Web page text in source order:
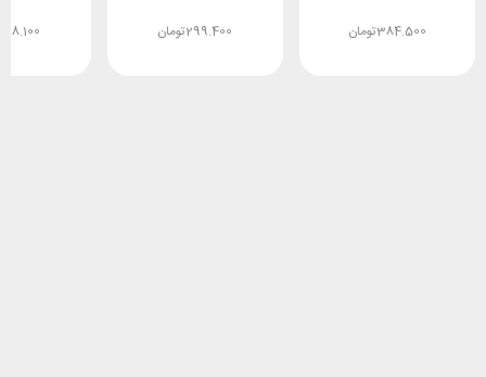
تومان384.500 تومان299.400